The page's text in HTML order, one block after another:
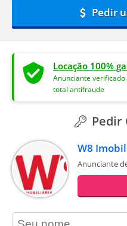
Pedir
Locação 100%
Anunciante
total antifraude
Pedir
W8
Anunciante
contact_name